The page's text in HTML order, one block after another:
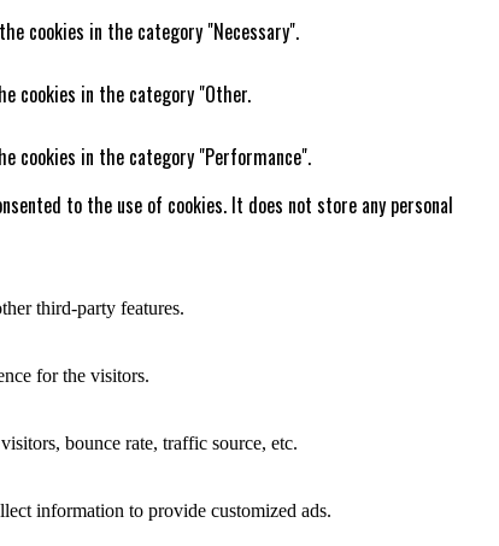
cookies in the category "Necessary".
cookies in the category "Other.
cookies in the category "Performance".
to the use of cookies. It does not store any personal
third-party features.
for the visitors.
bounce rate, traffic source, etc.
information to provide customized ads.